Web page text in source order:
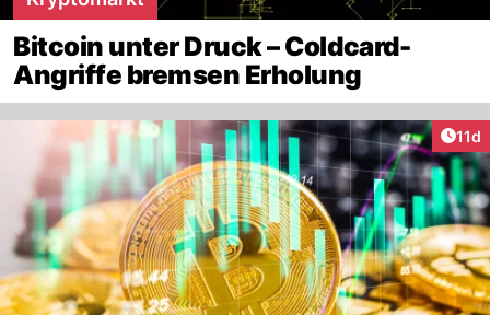
Bitcoin unter Druck – Coldcard-
Angriffe bremsen Erholung
11d